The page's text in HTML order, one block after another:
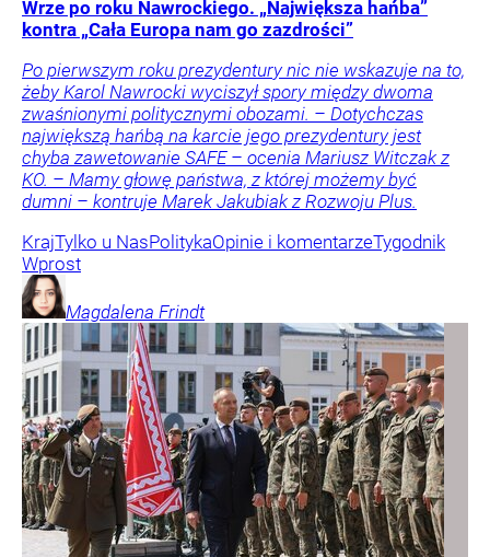
Wrze po roku Nawrockiego. „Największa hańba”
kontra „Cała Europa nam go zazdrości”
Po pierwszym roku prezydentury nic nie wskazuje na to,
żeby Karol Nawrocki wyciszył spory między dwoma
zwaśnionymi politycznymi obozami. – Dotychczas
największą hańbą na karcie jego prezydentury jest
chyba zawetowanie SAFE – ocenia Mariusz Witczak z
KO. – Mamy głowę państwa, z której możemy być
dumni – kontruje Marek Jakubiak z Rozwoju Plus.
KrajTylko u NasPolitykaOpinie i komentarzeTygodnik
Wprost
Magdalena Frindt